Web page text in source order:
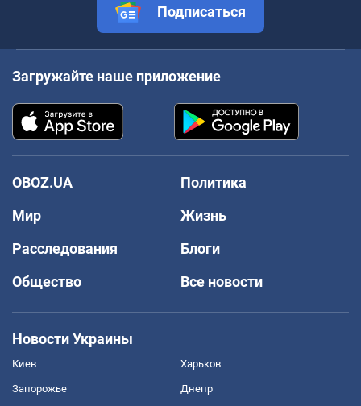
Подписаться
Загружайте наше приложение
OBOZ.UA
Политика
Мир
Жизнь
Расследования
Блоги
Общество
Все новости
Новости Украины
Киев Харьков
Запорожье Днепр